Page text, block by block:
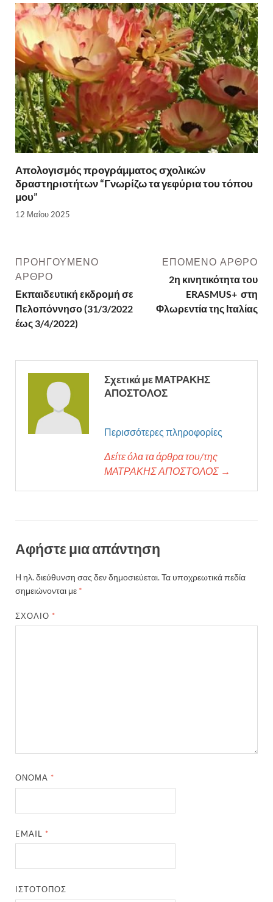
Απολογισμός προγράμματος σχολικών
δραστηριοτήτων “Γνωρίζω τα γεφύρια του τόπου
μου”
12 Μαΐου 2025
ΠΡΟΗΓΟΎΜΕΝΟ
ΆΡΘΡΟ
Εκπαιδευτική εκδρομή σε
Πελοπόννησο (31/3/2022
έως 3/4/2022)
ΕΠΌΜΕΝΟ ΆΡΘΡΟ
2η κινητικότητα του
ERASMUS+ στη
Φλωρεντία της Ιταλίας
Σχετικά με ΜΑΤΡΑΚΗΣ
ΑΠΟΣΤΟΛΟΣ
Περισσότερες πληροφορίες
Δείτε όλα τα άρθρα του/της
ΜΑΤΡΑΚΗΣ ΑΠΟΣΤΟΛΟΣ →
Αφήστε μια απάντηση
Η ηλ. διεύθυνση σας δεν δημοσιεύεται.Τα υποχρεωτικά πεδία
σημειώνονται με *
ΣΧΌΛΙΟ *
ΌΝΟΜΑ *
EMAIL *
ΙΣΤΌΤΟΠΟΣ